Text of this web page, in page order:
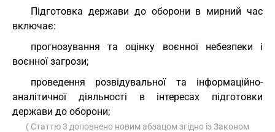
Підготовка держави до оборони в мирний час
включає:
прогнозування та оцінку воєнної небезпеки і
воєнної загрози;
проведення розвідувальної та інформаційно-
аналітичної діяльності в інтересах підготовки
держави до оборони;
( Статтю 3 доповнено новим абзацом згідно із Законом